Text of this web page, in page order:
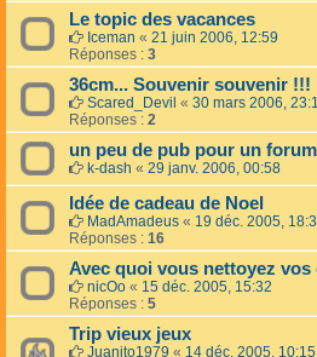
Le topic des vacances
Iceman « 21 juin 2006, 12:59
Réponses : 3
36cm... Souvenir souvenir !!!
Scared_Devil « 30 mars 2006,
Réponses : 2
un peu de pub pour un
k-dash « 29 janv. 2006, 00:58
Idée de cadeau de Noel
MadAmadeus « 19 déc. 2005,
Réponses : 16
Avec quoi vous nettoyez vos
nicOo « 15 déc. 2005, 15:32
Réponses : 5
Trip vieux jeux
Juanito1979 « 14 déc. 2005, 10:15